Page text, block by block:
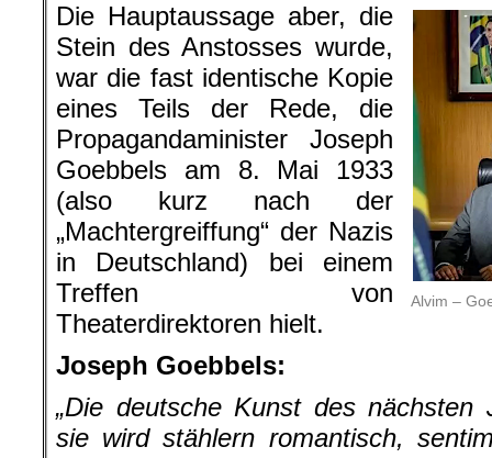
Alvim –
Die Hauptaussage aber, die
Stein des Anstosses wurde,
war die fast identische Kopie
eines Teils der Rede, die
Propagandaminister Joseph
Goebbels am 8. Mai 1933
(also kurz nach der
„Machtergreiffung“ der Nazis
in Deutschland) bei einem
Treffen von
Theaterdirektoren hielt.
Joseph Goebbels:
„Die deutsche Kunst des nächsten
sie wird stählern romantisch,